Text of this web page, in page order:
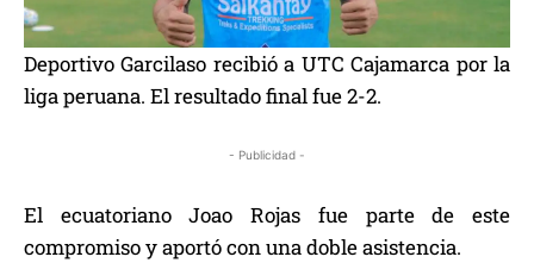
Deportivo Garcilaso recibió a UTC Cajamarca por la
liga peruana. El resultado final fue 2-2.
- Publicidad -
El ecuatoriano Joao Rojas fue parte de este
compromiso y aportó con una doble asistencia.